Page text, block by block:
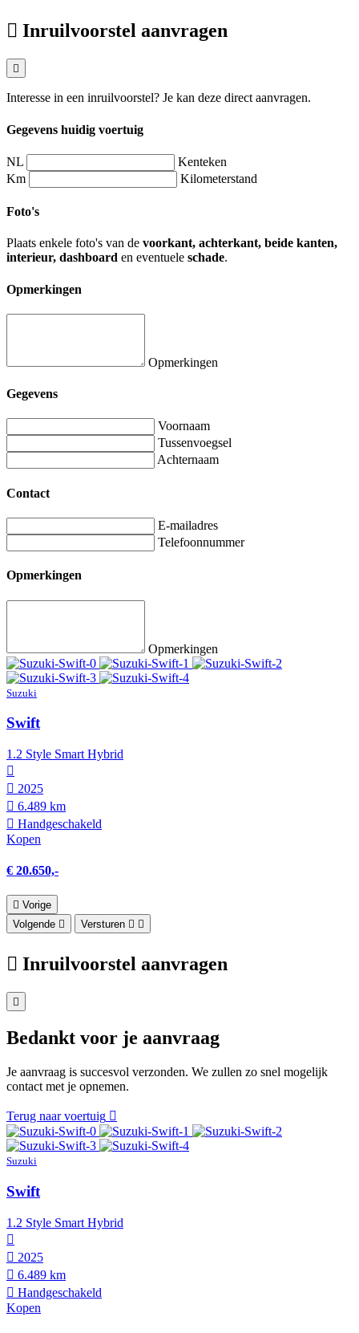
Inruilvoorstel aanvragen
Interesse in een inruilvoorstel? Je kan deze direct aanvragen.
Gegevens huidig voertuig
NL
Kenteken
Km
Kilometerstand
Foto's
Plaats enkele foto's van de voorkant, achterkant, beide kanten,
interieur, dashboard en eventuele schade.
Opmerkingen
Opmerkingen
Gegevens
Voornaam
Tussenvoegsel
Achternaam
Contact
E-mailadres
Telefoonnummer
Opmerkingen
Opmerkingen
Suzuki
Swift
1.2 Style Smart Hybrid
2025
6.489 km
Hand­geschakeld
Kopen
€ 20.650,-
Vorige
Volgende
Versturen
Inruilvoorstel aanvragen
Bedankt voor je aanvraag
Je aanvraag is succesvol verzonden. We zullen zo snel mogelijk
contact met je opnemen.
Terug naar voertuig
Suzuki
Swift
1.2 Style Smart Hybrid
2025
6.489 km
Hand­geschakeld
Kopen